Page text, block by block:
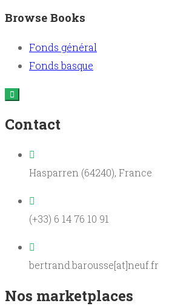
Browse Books
Fonds général
Fonds basque
Contact
Hasparren (64240), France
(+33) 6 14 76 10 91
bertrand.barousse[at]neuf.fr
Nos marketplaces